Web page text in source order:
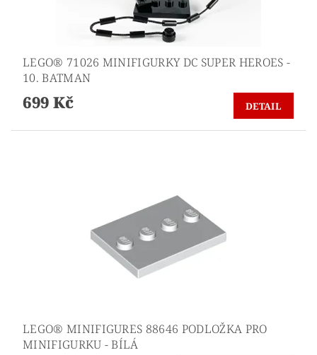
LEGO® 71026 MINIFIGURKY DC SUPER HEROES -
10. BATMAN
699 Kč DETAIL
LEGO® MINIFIGURES 88646 PODLOŽKA PRO
MINIFIGURKU - BÍLÁ